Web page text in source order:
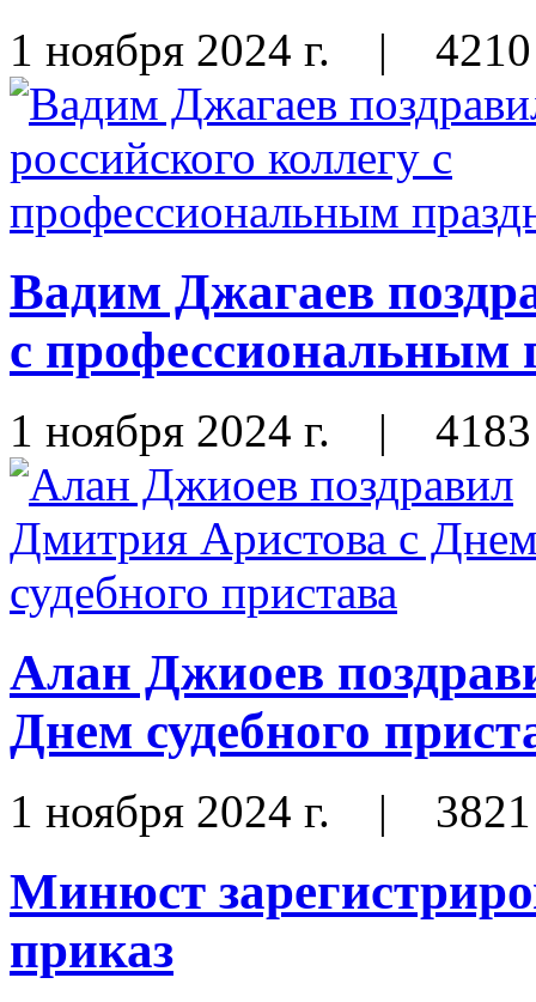
1 ноября 2024 г. | 4210
Вадим Джагаев
с профессиональным
1 ноября 2024 г. | 4183
Алан Джиоев
Днем судебного
1 ноября 2024 г. | 3821
Минюст
приказ